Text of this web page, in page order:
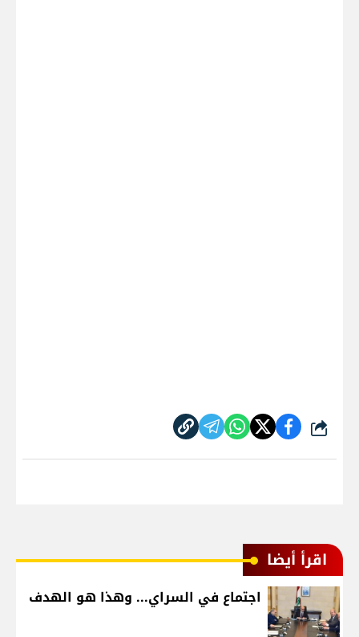
شارك
اقرأ أيضا
اجتماع في السراي... وهذا هو الهدف